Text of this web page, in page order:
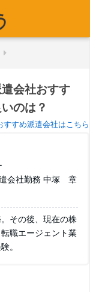
遣会社おすす
のは？
すめ派遣会社はこちら
会社勤務 中塚 章
その後、現在の株
職エージェント業
。